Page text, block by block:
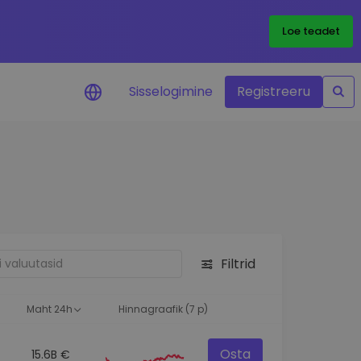
Loe teadet
Sisselogimine Registreeru
Filtrid
Maht 24h Hinnagraafik (7 p)
15.6B € Osta